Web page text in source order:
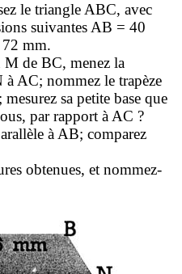
le triangle ABC, avec
suivantes AB =40
72 mm.
M de BC, menez la
à AC; nommez le trapèze
sa petite base que
par rapport à AC ?
à AB; comparez
obtenues, et nommez-